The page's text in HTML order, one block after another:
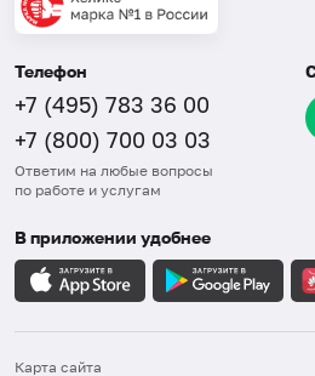
Телефон
+7 (495) 783 36 00
+7 (800) 700 03 03
Ответим на любые вопросы
по работе и услугам
В приложении удобнее
Карта сайта